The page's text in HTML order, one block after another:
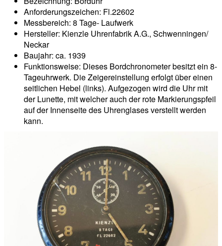
Anforderungszeichen: Fl.22602
Messbereich: 8 Tage- Laufwerk
Hersteller: Kienzle Uhrenfabrik A.G., Schwenningen/
Neckar
Baujahr: ca. 1939
Funktionsweise: Dieses Bordchronometer besitzt ein 8-
Tageuhrwerk. Die Zeigereinstellung erfolgt über einen
seitlichen Hebel (links). Aufgezogen wird die Uhr mit
der Lunette, mit welcher auch der rote Markierungspfeil
auf der Innenseite des Uhrenglases verstellt werden
kann.